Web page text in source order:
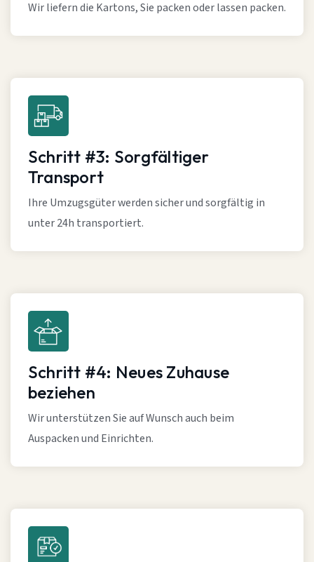
Wir liefern die Kartons, Sie packen oder lassen packen.
Schritt #3: Sorgfältiger
Transport
Ihre Umzugsgüter werden sicher und sorgfältig in
unter 24h transportiert.
Schritt #4: Neues Zuhause
beziehen
Wir unterstützen Sie auf Wunsch auch beim
Auspacken und Einrichten.